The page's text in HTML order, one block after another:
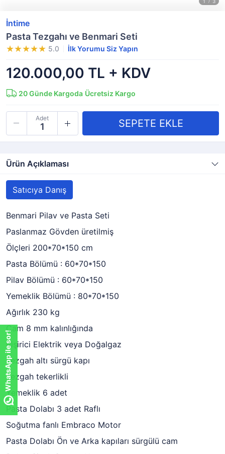
İntime
Pasta Tezgahı ve Benmari Seti
5.0 İlk Yorumu Siz Yapın
120.000,00 TL + KDV
20Günde Kargoda Ücretsiz Kargo
Adet
Ürün Açıklaması
Satıcıya Danış
Benmari Pilav ve Pasta Seti
Paslanmaz Gövden üretilmiş
Ölçleri 200*70*150 cm
Pasta Bölümü : 60*70*150
Pilav Bölümü : 60*70*150
Yemeklik Bölümü : 80*70*150
Ağırlık 230 kg
Cam 8 mm kalınlığında
Pişirici Elektrik veya Doğalgaz
Tezgah altı sürgü kapı
Tezgah tekerlikli
Yemeklik 6 adet
Pasta Dolabı 3 adet Raflı
Soğutma fanlı Embraco Motor
Pasta Dolabı Ön ve Arka kapıları sürgülü cam
WhatsApp ile sor!